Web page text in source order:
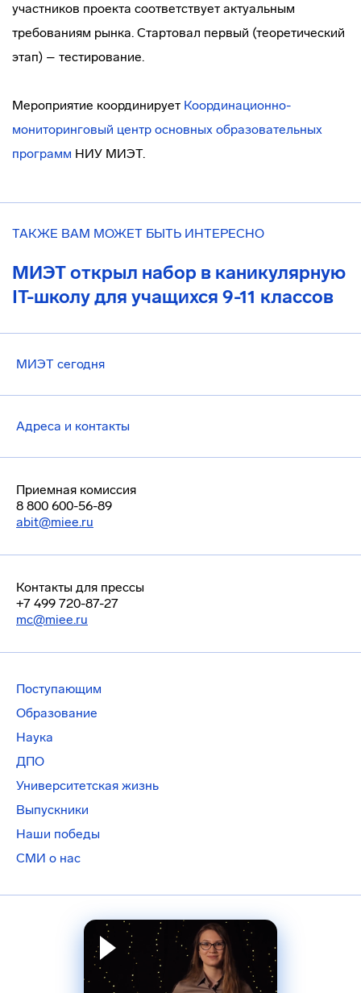
участников проекта соответствует актуальным
требованиям рынка. Стартовал первый (теоретический
этап) – тестирование.
Мероприятие координирует Координационно-
мониторинговый центр основных образовательных
программ НИУ МИЭТ.
ТАКЖЕ ВАМ МОЖЕТ БЫТЬ ИНТЕРЕСНО
МИЭТ открыл набор в каникулярную
IT-школу для учащихся 9-11 классов
МИЭТ сегодня
Адреса и контакты
Приемная комиссия
8 800 600-56-89
abit@miee.ru
Контакты для прессы
+7 499 720-87-27
mc@miee.ru
Поступающим
Образование
Наука
ДПО
Университетская жизнь
Выпускники
Наши победы
СМИ о нас